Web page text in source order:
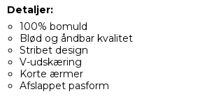
Detaljer:
100% bomuld
Blød og åndbar kvalitet
Stribet design
V-udskæring
Korte ærmer
Afslappet pasform